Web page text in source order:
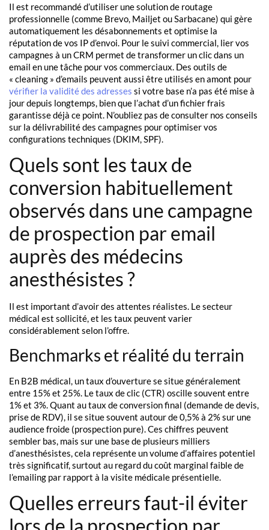
Il est recommandé d’utiliser une solution de routage
professionnelle (comme Brevo, Mailjet ou Sarbacane) qui gère
automatiquement les désabonnements et optimise la
réputation de vos IP d’envoi. Pour le suivi commercial, lier vos
campagnes à un CRM permet de transformer un clic dans un
email en une tâche pour vos commerciaux. Des outils de
« cleaning » d’emails peuvent aussi être utilisés en amont pour
vérifier la validité des adresses si votre base n’a pas été mise à
jour depuis longtemps, bien que l’achat d’un fichier frais
garantisse déjà ce point. N’oubliez pas de consulter nos conseils
sur la délivrabilité des campagnes pour optimiser vos
configurations techniques (DKIM, SPF).
Quels sont les taux de
conversion habituellement
observés dans une campagne
de prospection par email
auprès des médecins
anesthésistes ?
Il est important d’avoir des attentes réalistes. Le secteur
médical est sollicité, et les taux peuvent varier
considérablement selon l’offre.
Benchmarks et réalité du terrain
En B2B médical, un taux d’ouverture se situe généralement
entre 15% et 25%. Le taux de clic (CTR) oscille souvent entre
1% et 3%. Quant au taux de conversion final (demande de devis,
prise de RDV), il se situe souvent autour de 0,5% à 2% sur une
audience froide (prospection pure). Ces chiffres peuvent
sembler bas, mais sur une base de plusieurs milliers
d’anesthésistes, cela représente un volume d’affaires potentiel
très significatif, surtout au regard du coût marginal faible de
l’emailing par rapport à la visite médicale présentielle.
Quelles erreurs faut-il éviter